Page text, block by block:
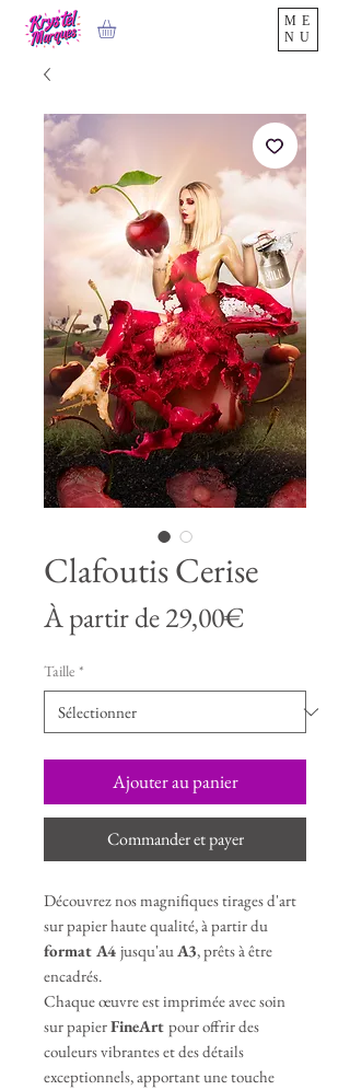
ME
NU
Clafoutis Cerise
À partir de29,00€Prix
Taille *
Ajouter au panier
Commander et payer
Découvrez nos magnifiques tirages d'art
sur papier haute qualité, à partir du
format A4 jusqu'auA3, prêts à être
encadrés.
Chaque œuvre est imprimée avec soin
sur papierFineArt pour offrir des
couleurs vibrantes et des détails
exceptionnels, apportant une touche